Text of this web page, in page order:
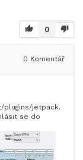
0
0 Komentář
plugins/jetpack.
se do